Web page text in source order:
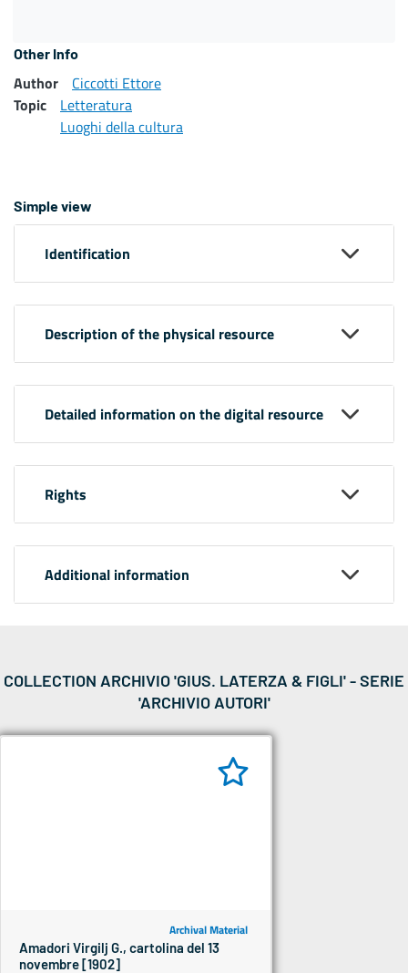
Other Info
Author
Ciccotti Ettore
Topic
Letteratura
Luoghi della cultura
Simple view
Identification
Description of the physical resource
Detailed information on the digital resource
Rights
Additional information
COLLECTION ARCHIVIO 'GIUS. LATERZA & FIGLI' - SERIE
'ARCHIVIO AUTORI'
Archival Material
Amadori Virgilj G., cartolina del 13
novembre [1902]